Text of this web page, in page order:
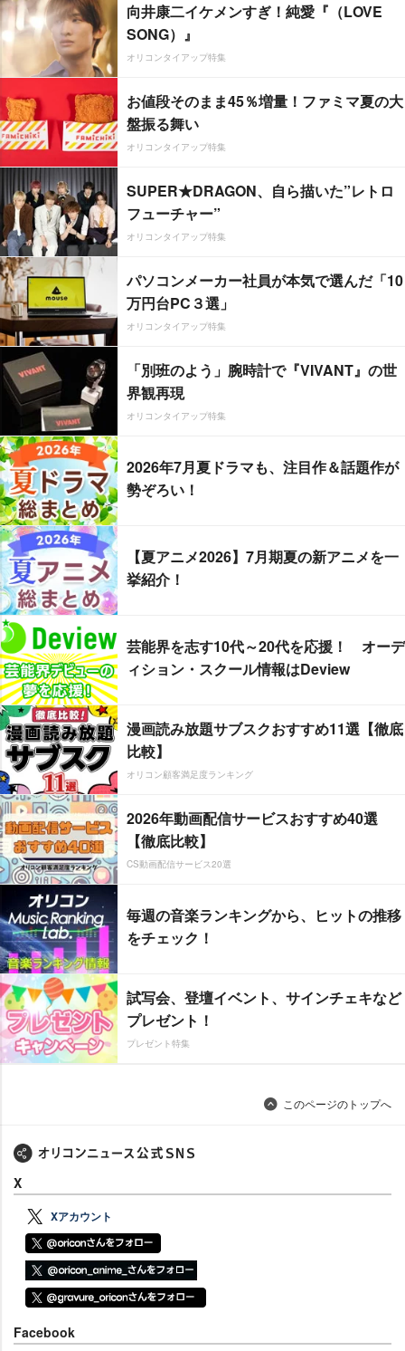
向井康二イケメンすぎ！純愛『（LOVE
SONG）』
オリコンタイアップ特集
お値段そのまま45％増量！ファミマ夏の大
盤振る舞い
オリコンタイアップ特集
SUPER★DRAGON、自ら描いた”レトロ
フューチャー”
オリコンタイアップ特集
パソコンメーカー社員が本気で選んだ「10
万円台PC３選」
オリコンタイアップ特集
「別班のよう」腕時計で『VIVANT』の世
界観再現
オリコンタイアップ特集
2026年7月夏ドラマも、注目作＆話題作が
勢ぞろい！
【夏アニメ2026】7月期夏の新アニメを一
挙紹介！
芸能界を志す10代～20代を応援！ オーデ
ィション・スクール情報はDeview
漫画読み放題サブスクおすすめ11選【徹底
比較】
オリコン顧客満足度ランキング
2026年動画配信サービスおすすめ40選
【徹底比較】
CS動画配信サービス20選
毎週の音楽ランキングから、ヒットの推移
をチェック！
試写会、登壇イベント、サインチェキなど
プレゼント！
プレゼント特集
このページのトップへ
X
Xアカウント
Facebook